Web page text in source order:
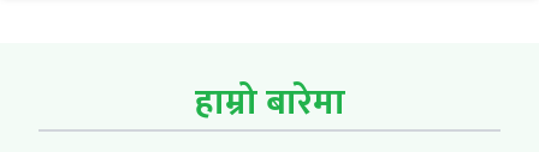
हाम्रो बारेमा